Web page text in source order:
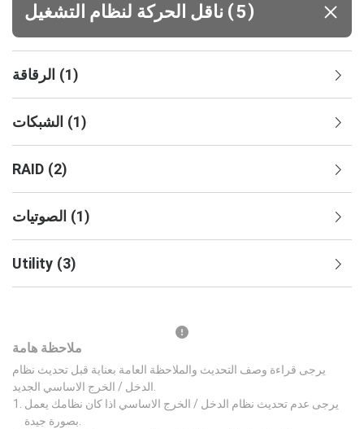
(5)
الرقاقة (1)
الشبكات (1)
RAID (2)
الصوتيات (1)
Utility (3)
ملاحظة هامة
يرجى قراءة وصف التحديث والملاحظة العامة بعناية قبل تحديث نظام
يرجى عدم تحديث نظام الدخل / الخرج الاساسي اذا كان نظامك يعمل